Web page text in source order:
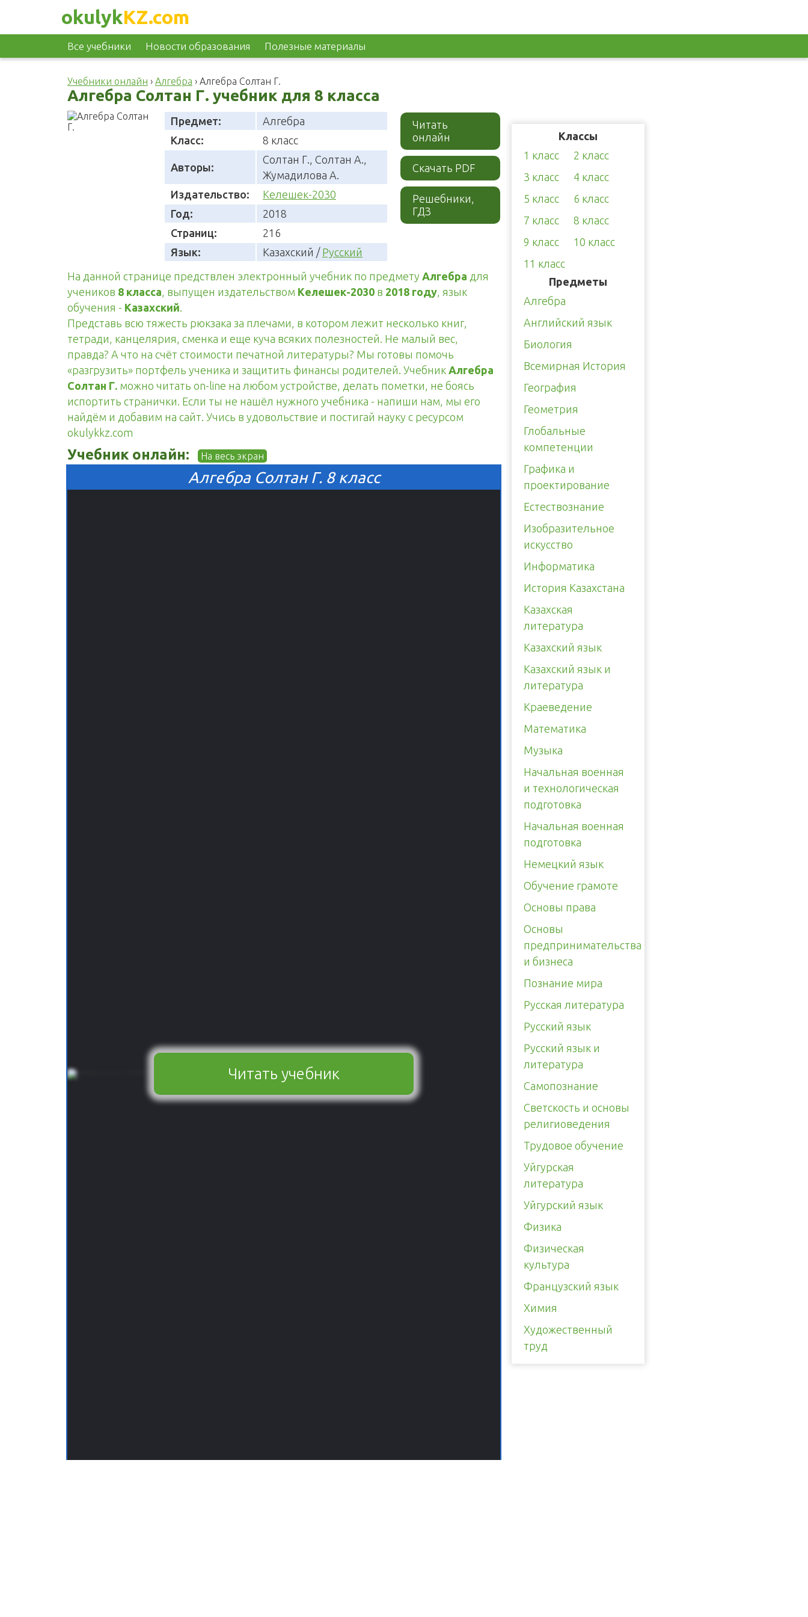
okulykKZ.com
Все учебники Новости образования Полезные материалы
Учебники онлайн › Алгебра › Алгебра Солтан Г.
Алгебра Солтан Г. учебник для 8 класса
Предмет:
Алгебра
Класс:
8 класс
Авторы:
Солтан Г., Солтан А.,
Жумадилова А.
Издательство:
Келешек-2030
Год:
2018
Страниц:
216
Язык:
Казахский / Русский
Читать
онлайн
Скачать PDF
Решебники,
ГДЗ
На данной странице предствлен электронный учебник по предмету Алгебра для
учеников 8 класса, выпущен издательством Келешек-2030 в 2018 году, язык
обучения - Казахский.
Представь всю тяжесть рюкзака за плечами, в котором лежит несколько книг,
тетради, канцелярия, сменка и еще куча всяких полезностей. Не малый вес,
правда? А что на счёт стоимости печатной литературы? Мы готовы помочь
«разгрузить» портфель ученика и защитить финансы родителей. Учебник Алгебра
Солтан Г. можно читать on-line на любом устройстве, делать пометки, не боясь
испортить странички. Если ты не нашёл нужного учебника - напиши нам, мы его
найдём и добавим на сайт. Учись в удовольствие и постигай науку с ресурсом
okulykkz.com
Учебник онлайн: На весь экран
Алгебра Солтан Г. 8 класс
Читать учебник
Классы
1 класс
2 класс
3 класс
4 класс
5 класс
6 класс
7 класс
8 класс
9 класс
10 класс
11 класс
Предметы
Алгебра
Английский язык
Биология
Всемирная История
География
Геометрия
Глобальные
компетенции
Графика и
проектирование
Естествознание
Изобразительное
искусство
Информатика
История Казахстана
Казахская
литература
Казахский язык
Казахский язык и
литература
Краеведение
Математика
Музыка
Начальная военная
и технологическая
подготовка
Начальная военная
подготовка
Немецкий язык
Обучение грамоте
Основы права
Основы
предпринимательства
и бизнеса
Познание мира
Русская литература
Русский язык
Русский язык и
литература
Самопознание
Светскость и основы
религиоведения
Трудовое обучение
Уйгурская
литература
Уйгурский язык
Физика
Физическая
культура
Французский язык
Химия
Художественный
труд